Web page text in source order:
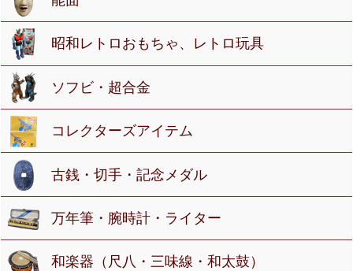
昭和レトロおもちゃ、レトロ玩具
ソフビ・超合金
コレクターズアイテム
古銭・切手・記念メダル
万年筆・腕時計・ライター
和楽器（尺八・三味線・和太鼓）